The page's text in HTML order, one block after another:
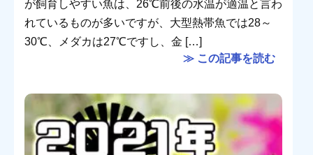
が飼育しやすい魚は、26℃前後の水温が適温と言わ
れているものが多いですが、大型熱帯魚では28～
30℃、メダカは27℃ですし、金 […]
≫ この記事を読む